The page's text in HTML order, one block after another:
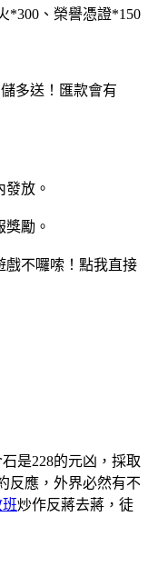
*300、榮譽憑證*150
多送！匯款會有
放。
勵。
戲不囉嗦！點我直接
是228的元凶，採取
反應，外界必然有不
炒作反蔣去蔣，徒